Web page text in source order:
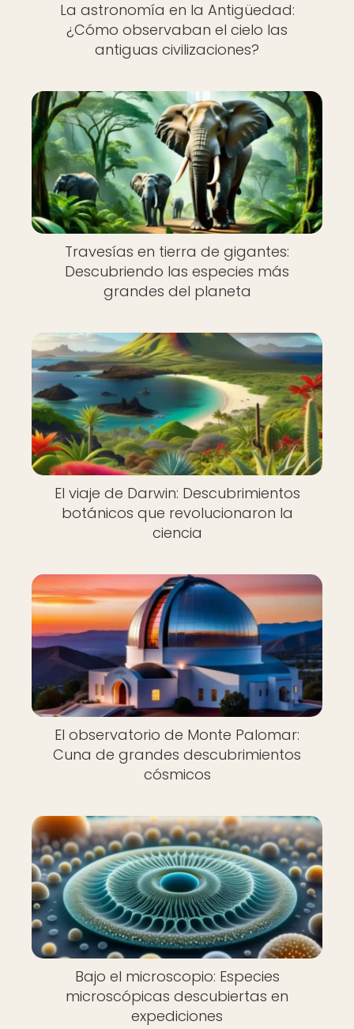
La astronomía en la Antigüedad:
¿Cómo observaban el cielo las
antiguas civilizaciones?
Travesías en tierra de gigantes:
Descubriendo las especies más
grandes del planeta
El viaje de Darwin: Descubrimientos
botánicos que revolucionaron la
ciencia
El observatorio de Monte Palomar:
Cuna de grandes descubrimientos
cósmicos
Bajo el microscopio: Especies
microscópicas descubiertas en
expediciones